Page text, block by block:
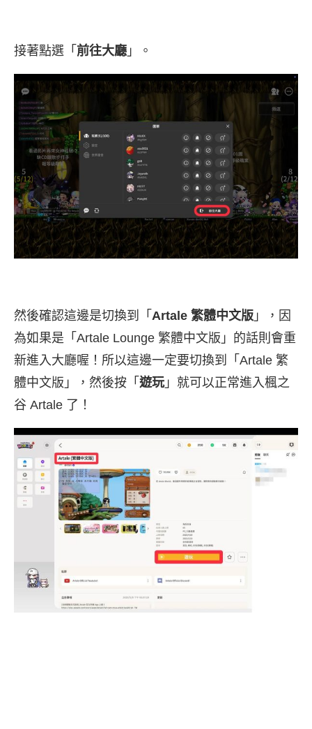
接著點選「 前往大廳 」。
然後確認這邊是切換到「 Artale 繁體中文版 」，因
為如果是「Artale Lounge 繁體中文版」的話則會重
新進入大廳喔！所以這邊一定要切換到「Artale 繁
體中文版」，然後按「 遊玩」就可以正常進入楓之
谷 Artale 了！